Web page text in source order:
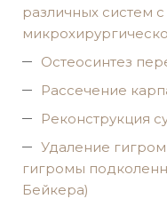
различных систем
Остеосинтез
Рассечение
Реконструкция
Удаление гигром
гигромы
Бейкера)